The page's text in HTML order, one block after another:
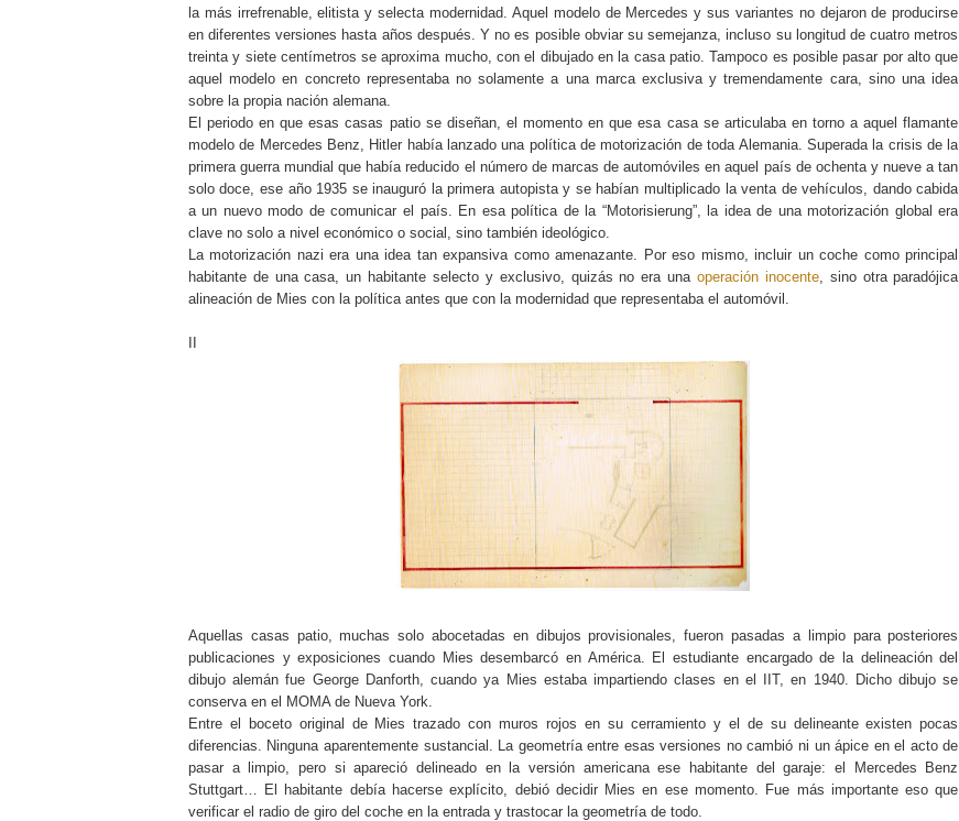
la más irrefrenable, elitista y selecta modernidad. Aquel modelo de Mercedes y sus variantes no dejaron de producirse
en diferentes versiones hasta años después. Y no es posible obviar su semejanza, incluso su longitud de cuatro metros
treinta y siete centímetros se aproxima mucho, con el dibujado en la casa patio. Tampoco es posible pasar por alto que
aquel modelo en concreto representaba no solamente a una marca exclusiva y tremendamente cara, sino una idea
sobre la propia nación alemana.
El periodo en que esas casas patio se diseñan, el momento en que esa casa se articulaba en torno a aquel flamante
modelo de Mercedes Benz, Hitler había lanzado una política de motorización de toda Alemania. Superada la crisis de la
primera guerra mundial que había reducido el número de marcas de automóviles en aquel país de ochenta y nueve a tan
solo doce, ese año 1935 se inauguró la primera autopista y se habían multiplicado la venta de vehículos, dando cabida
a un nuevo modo de comunicar el país. En esa política de la “Motorisierung”, la idea de una motorización global era
clave no solo a nivel económico o social, sino también ideológico.
La motorización nazi era una idea tan expansiva como amenazante. Por eso mismo, incluir un coche como principal
habitante de una casa, un habitante selecto y exclusivo, quizás no era una operación inocente, sino otra paradójica
alineación de Mies con la política antes que con la modernidad que representaba el automóvil.
II
Aquellas casas patio, muchas solo abocetadas en dibujos provisionales, fueron pasadas a limpio para posteriores
publicaciones y exposiciones cuando Mies desembarcó en América. El estudiante encargado de la delineación del
dibujo alemán fue George Danforth, cuando ya Mies estaba impartiendo clases en el IIT, en 1940. Dicho dibujo se
conserva en el MOMA de Nueva York.
Entre el boceto original de Mies trazado con muros rojos en su cerramiento y el de su delineante existen pocas
diferencias. Ninguna aparentemente sustancial. La geometría entre esas versiones no cambió ni un ápice en el acto de
pasar a limpio, pero si apareció delineado en la versión americana ese habitante del garaje: el Mercedes Benz
Stuttgart… El habitante debía hacerse explícito, debió decidir Mies en ese momento. Fue más importante eso que
verificar el radio de giro del coche en la entrada y trastocar la geometría de todo.